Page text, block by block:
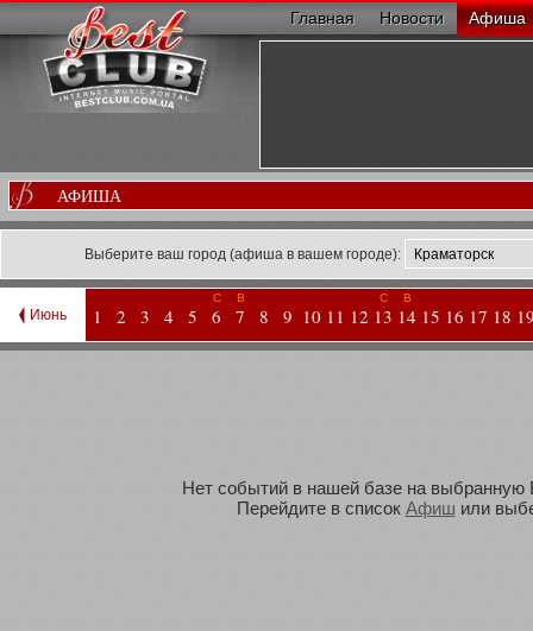
Главная Новости Афиша
АФИША
Выберите ваш город (афиша в вашем городе):
Июнь 1 2 3 4 5
С
6
В
7 8 9 10 11 12
С
13
В
14 15 16 17 18
Нет событий в нашей базе на выбранную
Перейдите в список Афиш или